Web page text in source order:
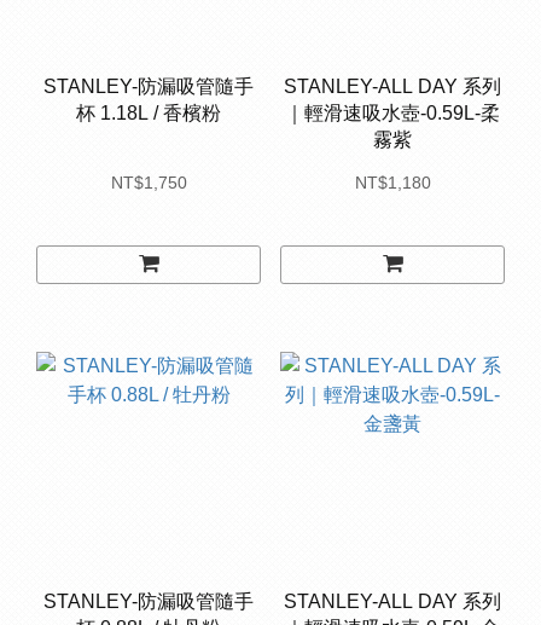
STANLEY-防漏吸管隨手
杯 1.18L / 香檳粉
NT$1,750
STANLEY-ALL DAY 系列
｜輕滑速吸水壺-0.59L-柔
霧紫
NT$1,180
STANLEY-防漏吸管隨手
STANLEY-ALL DAY 系列